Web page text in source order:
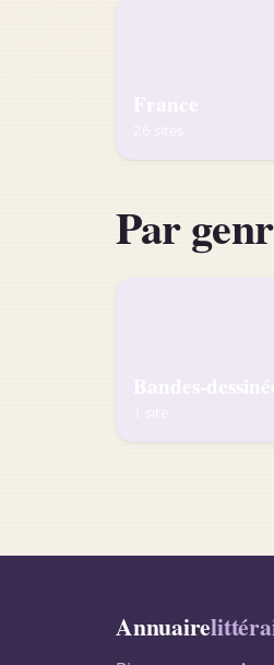
Par
Annuaire